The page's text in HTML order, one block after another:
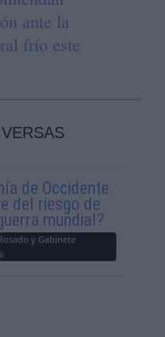
ante la
frío este
de Occidente
del riesgo de
mundial?
y Gabinete